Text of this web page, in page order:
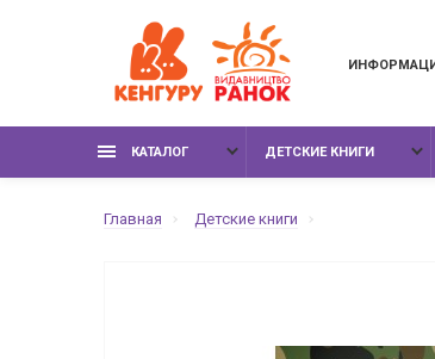
КАТАЛОГ ДЕТСКИЕ КНИГИ
Главная Детские книги